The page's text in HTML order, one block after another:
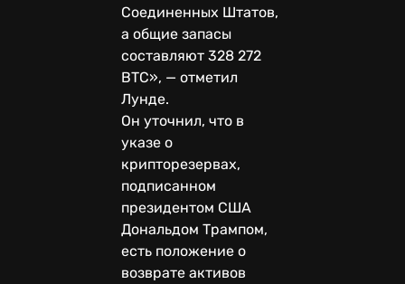
Соединенных Штатов,
а общие запасы
составляют 328 272
BTC», — отметил
Лунде.
Он уточнил, что в
указе о
крипторезервах,
подписанном
президентом США
Дональдом Трампом,
есть положение о
возврате активов